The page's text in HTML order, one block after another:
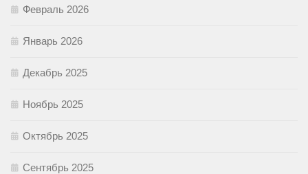
Февраль 2026
Январь 2026
Декабрь 2025
Ноябрь 2025
Октябрь 2025
Сентябрь 2025